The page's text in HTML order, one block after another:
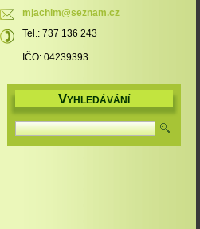
mjachim@seznam.cz
Tel.: 737 136 243
IČO: 04239393
VYHLEDÁVÁNÍ